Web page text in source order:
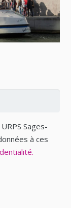
Sages-
à ces